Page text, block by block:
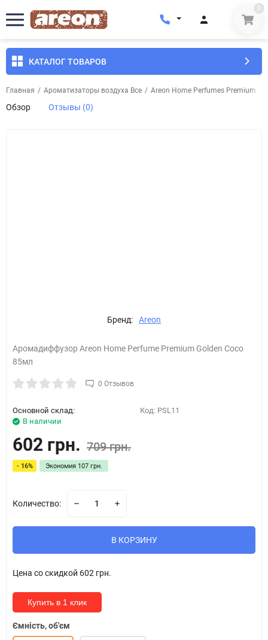
0
КАТАЛОГ ТОВАРОВ
Главная / Ароматизаторы воздуха Все / Areon Home Perfumes Premium
Обзор Отзывы (0)
Бренд: Areon
Аромадиффузор Areon Home Perfume Premium Golden Coco
85мл
0 Отзывов
Основной склад:
В наличии
Код: PSL11
602 грн. 709 грн.
- 16% Экономия 107 грн.
Количество:
В КОРЗИНУ
Цена со скидкой 602 грн.
Купить в 1 клик
Ємність, об'єм